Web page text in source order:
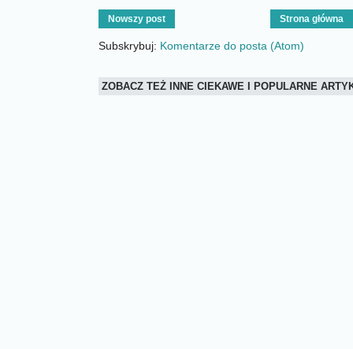
Nowszy post Strona główna
Subskrybuj: Komentarze do posta (Atom)
ZOBACZ TEŻ INNE CIEKAWE I POPULARNE